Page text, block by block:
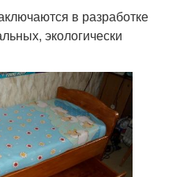
в разработке
экологически